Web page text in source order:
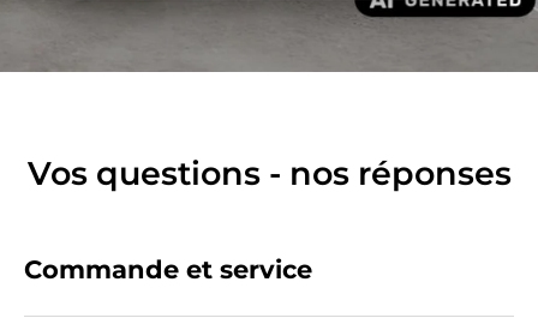
Vos questions - nos réponses
Commande et service